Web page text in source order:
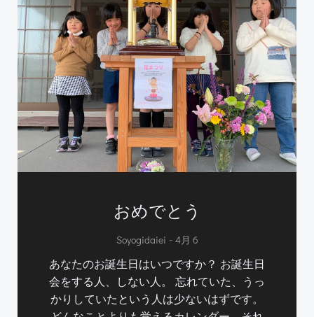
おめでとう
Soyogidaiei - 4月 6
あなたのお誕生日はいつですか？ お誕生日
会をする人、しない人。 忘れていた、うっ
かりしていたという人は少ないはずです。